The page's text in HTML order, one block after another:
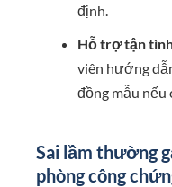
định.
Hỗ trợ tận
viên hướng
đồng mẫu nếu
Sai lầm thường
phòng công